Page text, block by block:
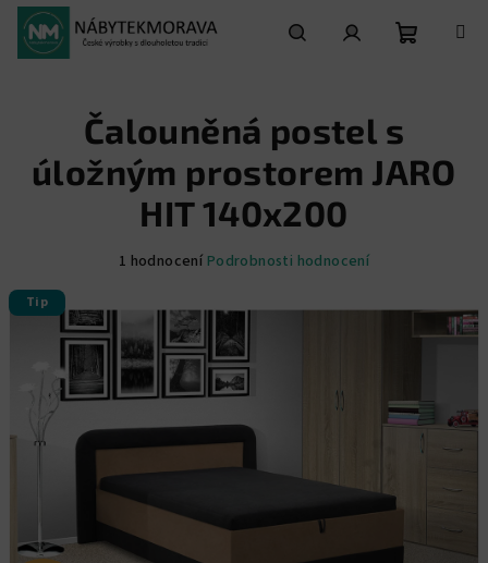
Přejít
obsah
Čalouněná postel s
úložným prostorem JARO
HIT 140x200
Průměrné
produktu
5,0
z
5
1 hodnocení Podrobnosti hodnocení
Tip